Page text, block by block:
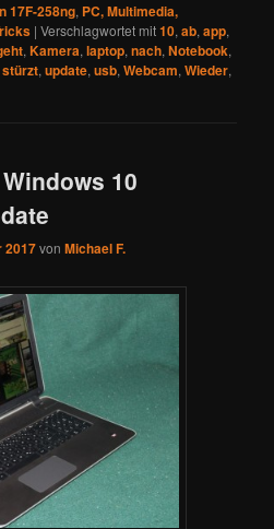
17F-258ng, PC, Multimedia,
|Verschlagwortet mit10,ab,app,
,Kamera,laptop,nach,Notebook,
stürzt,update,usb,Webcam,Wieder,
10
2017vonMichael F.